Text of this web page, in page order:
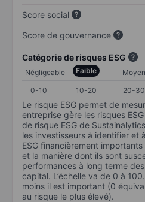
Score social
Score de gouvernance
Catégorie de risques ESG
Négligeable Faible Moyen
0-10
10-20 20-30
Le risque ESG permet de
entreprise gère les risques
de risque ESG de
les investisseurs à identifier et
ESG financièrement
et la manière dont ils sont
performances à long terme
capital. L’échelle va de 0 à
moins il est important (0
au risque le plus élevé).